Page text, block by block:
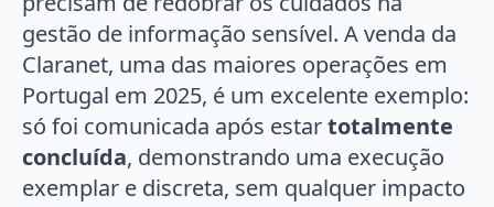
gestão de informação sensível. A venda da
Claranet, uma das maiores operações em
Portugal em 2025, é um excelente exemplo:
só foi comunicada após estartotalmente
concluída, demonstrando uma execução
exemplar e discreta, sem qualquer impacto